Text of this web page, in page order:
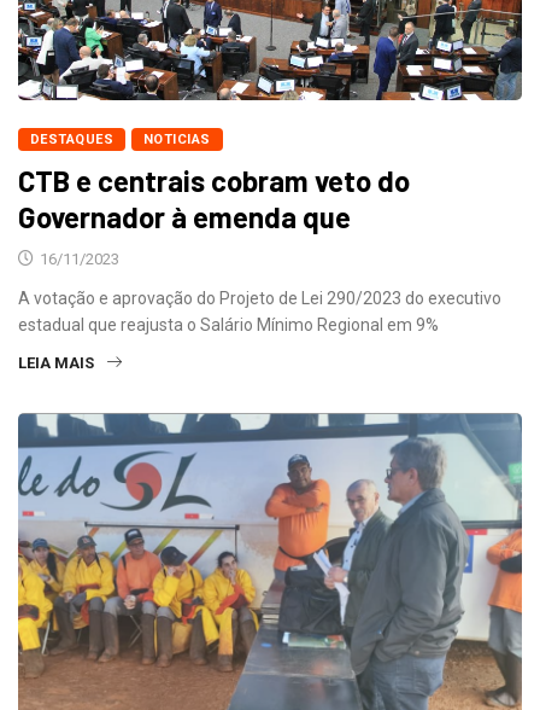
DESTAQUES NOTICIAS
CTB e centrais cobram veto do
Governador à emenda que
16/11/2023
A votação e aprovação do Projeto de Lei 290/2023 do executivo
estadual que reajusta o Salário Mínimo Regional em 9%
LEIA MAIS